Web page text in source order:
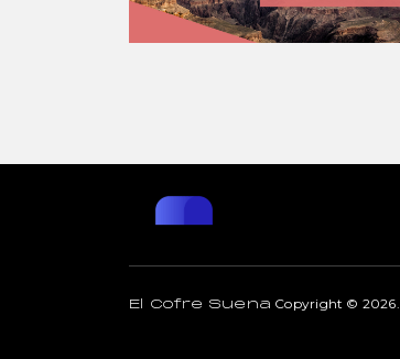
El Cofre Suena Copyright © 2026.